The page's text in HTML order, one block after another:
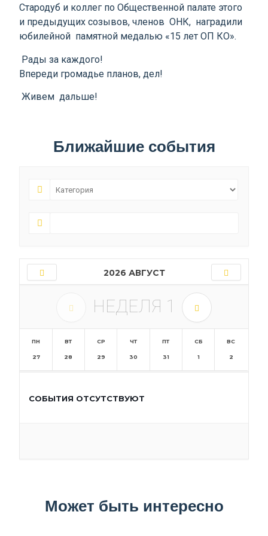
Стародуб и коллег по Общественной палате этого
и предыдущих созывов, членов ОНК, наградили
юбилейной памятной медалью «15 лет ОП КО».
Рады за каждого!
Впереди громадье планов, дел!
Живем дальше!
Ближайшие события
2026 АВГУСТ
НЕДЕЛЯ 1
ПН
27
ВТ
28
СР
29
ЧТ
30
ПТ
31
СБ
1
ВС
2
СОБЫТИЯ ОТСУТСТВУЮТ
Может быть интересно